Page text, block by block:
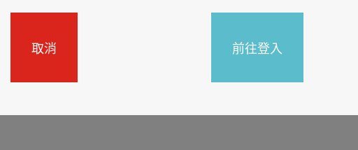
取消 前往登入